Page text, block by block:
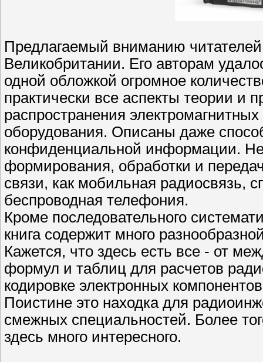
Предлагаемый вниманию
Великобритании. Его авторам
одной обложкой огромное
практически все аспекты теории и
распространения
оборудования. Описаны даже
конфиденциальной информации.
формирования, обработки и
связи, как мобильная радиосвязь,
беспроводная телефония.
Кроме последовательного
книга содержит много
Кажется, что здесь есть все - от
формул и таблиц для расчетов
кодировке электронных
Поистине это находка для
смежных специальностей. Более
здесь много интересного.